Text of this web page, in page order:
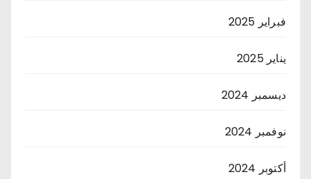
فبراير 2025
يناير 2025
ديسمبر 2024
نوفمبر 2024
أكتوبر 2024